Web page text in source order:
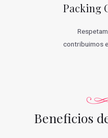
Packing
contribuimos
Beneficios